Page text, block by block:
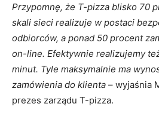
Przypomnę, że T-pizza blisko 70
skali sieci realizuje w postaci
odbiorców, a ponad 50 procent
on-line. Efektywnie realizujemy
minut. Tyle maksymalnie ma
zamówienia do klienta – wyjaśnia
prezes zarządu T-pizza.